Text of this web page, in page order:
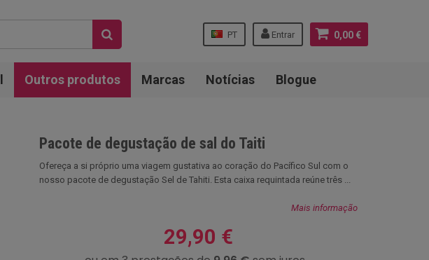
0,00 €
Entrar
PT
Outros produtos Marcas Notícias Blogue
Pacote de degustação de sal do Taiti
Ofereça a si próprio uma viagem gustativa ao coração do Pacífico Sul com o
nosso pacote de degustação Sel de Tahiti. Esta caixa requintada reúne três ...
Mais informação
29,90 €